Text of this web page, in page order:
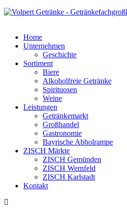
Home
Unternehmen
Geschichte
Sortiment
Biere
Alkoholfreie Getränke
Spirituosen
Weine
Leistungen
Getränkemarkt
Großhandel
Gastronomie
Bayrische Abholrampe
ZISCH Märkte
ZISCH Gemünden
ZISCH Wernfeld
ZISCH Karlstadt
Kontakt